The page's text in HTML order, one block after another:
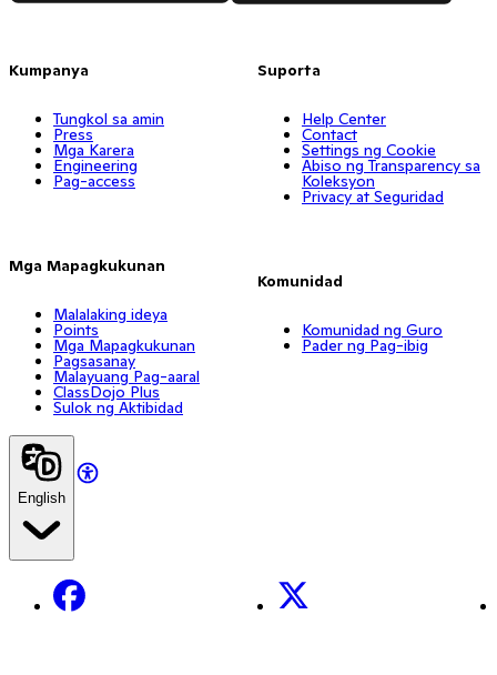
Kumpanya
Tungkol sa amin
Press
Mga Karera
Engineering
Pag-access
Mga Mapagkukunan
Malalaking ideya
Points
Mga Mapagkukunan
Pagsasanay
Malayuang Pag-aaral
ClassDojo Plus
Sulok ng Aktibidad
Suporta
Help Center
Contact
Settings ng Cookie
Abiso ng Transparency sa
Koleksyon
Privacy at Seguridad
Komunidad
Komunidad ng Guro
Pader ng Pag-ibig
English
Facebook X